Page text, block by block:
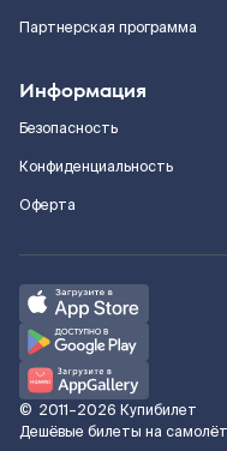
Партнерская программа
Информация
Безопасность
Конфиденциальность
Оферта
© 2011–2026 Купибилет
Дешёвые билеты на самолёт